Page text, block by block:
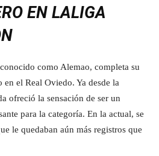
EN LALIGA
como Alemao, completa su
en el Real Oviedo. Ya desde la
ofreció la sensación de ser un
para la categoría. En la actual, se
le quedaban aún más registros que